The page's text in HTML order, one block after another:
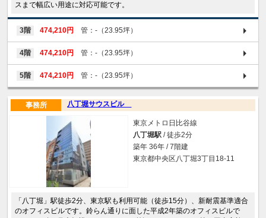
スまで幅広い用途に対応可能です。
3階 474,210円 管：-（23.95坪）
4階 474,210円 管：-（23.95坪）
5階 474,210円 管：-（23.95坪）
八丁堀サウスビル
事務所
東京メトロ日比谷線
八丁堀駅 / 徒歩2分
築年 36年 / 7階建
東京都中央区八丁堀3丁目18-11
「八丁堀」駅徒歩2分、東京駅も利用可能（徒歩15分）、新耐震基準適合
のオフィスビルです。鈴らん通りに面した平成2年築のオフィスビルで